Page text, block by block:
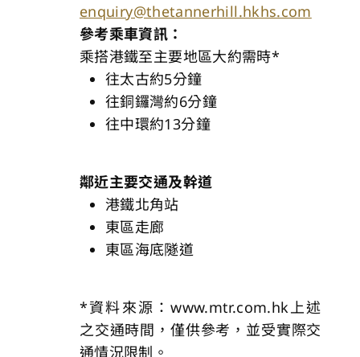
enquiry@thetannerhill.hkhs.com
參考乘車資訊：
乘搭港鐵至主要地區大約需時​*
往太古約5分鐘​
往銅鑼灣約6分鐘​
往中環約13分鐘​
鄰近主要交通及幹道​
港鐵北角站​
東區走廊​
東區海底隧道​
*資料來源：www.mtr.com.hk上述
之交通時間，僅供參考，並受實際交
通情況限制。